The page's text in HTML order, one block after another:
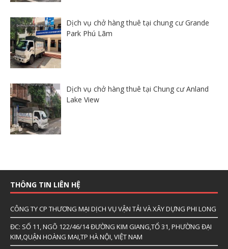
Dịch vụ chở hàng thuê tại chung cư Grande
Park Phú Lãm
Dịch vụ chở hàng thuê tại Chung cư Anland
Lake View
THÔNG TIN LIÊN HỆ
CÔNG TY CP THƯƠNG MẠI DỊCH VỤ VẬN TẢI VÀ XÂY DỰNG PHI LONG
ĐC: SỐ 11, NGÕ 122/46/14 ĐƯỜNG KIM GIANG,TỔ 31, PHƯỜNG ĐẠI
KIM,QUẬN HOÀNG MAI,TP HÀ NỘI, VIỆT NAM